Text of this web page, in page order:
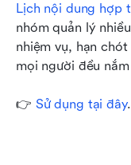
Lịch nội dung hợp
nhóm quản lý
nhiệm vụ, hạn
mọi người đều
👉 Sử dụng tại đây.